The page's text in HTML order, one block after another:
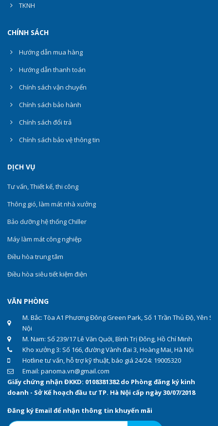
TKNH
CHÍNH SÁCH
Hướng dẫn mua hàng
Hướng dẫn thanh toán
Chính sách vận chuyển
Chính sách bảo hành
Chính sách đổi trả
Chính sách bảo vệ thông tin
DỊCH VỤ
Tư vấn, Thiết kế, thi công
Thông gió, làm mát nhà xưởng
Bảo dưỡng hệ thống Chiller
Máy làm mát công nghiệp
Điều hòa trung tâm
Điều hòa siêu tiết kiệm điện
VĂN PHÒNG
M. Bắc: Tòa A1 Phương Đông Green Park, Số 1 Trần Thủ Độ, Yên
Nội
M. Nam: Số 239/17 Lê Văn Quới, Bình Trị Đông, Hồ Chí Minh
Kho xưởng 3: Số 166, đường Vành đai 3, Hoàng Mai, Hà Nội
Hotline tư vấn, hỗ trợ kỹ thuật, báo giá 24/24: 19005320
Email: panoma.vn@gmail.com
Giấy chứng nhận ĐKKD: 0108381382 do Phòng đăng ký kinh
doanh - Sở Kế hoạch đầu tư TP. Hà Nội cấp ngày 30/07/2018
Đăng ký Email để nhận thông tin khuyến mãi